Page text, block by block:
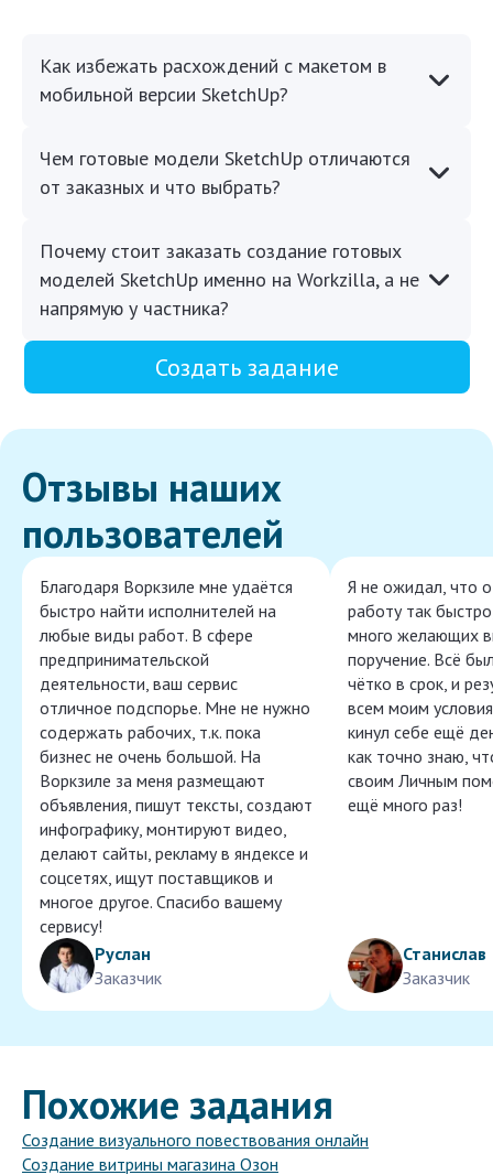
Как избежать расхождений с макетом в
мобильной версии SketchUp?
Чем готовые модели SketchUp отличаются
от заказных и что выбрать?
Почему стоит заказать создание готовых
моделей SketchUp именно на Workzilla, а не
напрямую у частника?
Создать задание
Отзывы наших
пользователей
Благодаря Воркзиле мне удаётся
быстро найти исполнителей на
любые виды работ. В сфере
предпринимательской
деятельности, ваш сервис
отличное подспорье. Мне не нужно
содержать рабочих, т.к. пока
бизнес не очень большой. На
Воркзиле за меня размещают
объявления, пишут тексты, создают
инфографику, монтируют видео,
делают сайты, рекламу в яндексе и
соцсетях, ищут поставщиков и
многое другое. Спасибо вашему
сервису!
Руслан
Заказчик
Я не ожидал, что
работу так
много желающих
поручение. Всё
чётко в срок, и
всем моим
кинул себе ещё
как точно знаю,
своим Личным
ещё много раз!
Станислав
Заказчик
Похожие задания
Создание визуального повествования онлайн
Создание витрины магазина Озон